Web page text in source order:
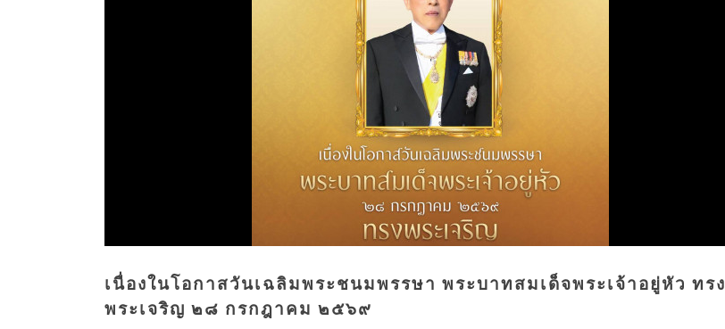
เนื่องในโอกาสวันเฉลิมพระชนมพรรษา พระบาทสมเด็จพระเจ้าอยู่หัว ทรง
พระเจริญ ๒๘ กรกฎาคม ๒๕๖๙